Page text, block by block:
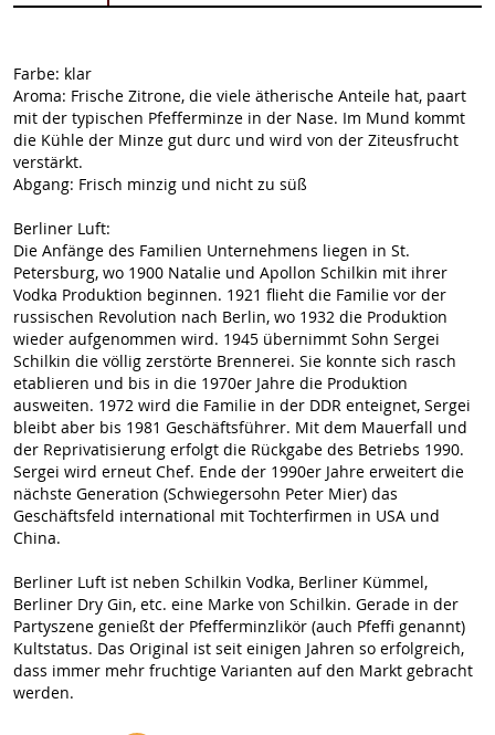
Farbe: klar
Aroma: Frische Zitrone, die viele ätherische Anteile hat, paart
mit der typischen Pfefferminze in der Nase. Im Mund kommt
die Kühle der Minze gut durc und wird von der Ziteusfrucht
verstärkt.
Abgang: Frisch minzig und nicht zu süß
Berliner Luft:
Die Anfänge des Familien Unternehmens liegen in St.
Petersburg, wo 1900 Natalie und Apollon Schilkin mit ihrer
Vodka Produktion beginnen. 1921 flieht die Familie vor der
russischen Revolution nach Berlin, wo 1932 die Produktion
wieder aufgenommen wird. 1945 übernimmt Sohn Sergei
Schilkin die völlig zerstörte Brennerei. Sie konnte sich rasch
etablieren und bis in die 1970er Jahre die Produktion
ausweiten. 1972 wird die Familie in der DDR enteignet, Sergei
bleibt aber bis 1981 Geschäftsführer. Mit dem Mauerfall und
der Reprivatisierung erfolgt die Rückgabe des Betriebs 1990.
Sergei wird erneut Chef. Ende der 1990er Jahre erweitert die
nächste Generation (Schwiegersohn Peter Mier) das
Geschäftsfeld international mit Tochterfirmen in USA und
China.
Berliner Luft ist neben Schilkin Vodka, Berliner Kümmel,
Berliner Dry Gin, etc. eine Marke von Schilkin. Gerade in der
Partyszene genießt der Pfefferminzlikör (auch Pfeffi genannt)
Kultstatus. Das Original ist seit einigen Jahren so erfolgreich,
dass immer mehr fruchtige Varianten auf den Markt gebracht
werden.